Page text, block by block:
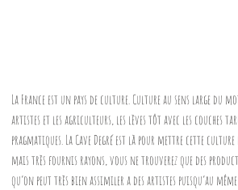
La France est un pays de culture. Culture au sens large du
artistes et les agriculteurs, les lèves tôt avec les couches
pragmatiques. La Cave Degré est là pour mettre cette
mais très fournis rayons, vous ne trouverez que des
qu’on peut très bien assimiler a des artistes puisqu’au